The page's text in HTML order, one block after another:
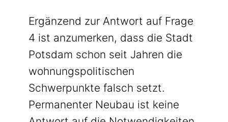
Ergänzend zur Antwort auf Frage
4 ist anzumerken, dass die Stadt
Potsdam schon seit Jahren die
wohnungspolitischen
Schwerpunkte falsch setzt.
Permanenter Neubau ist keine